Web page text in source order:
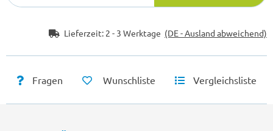
Lieferzeit: 2 - 3 Werktage (DE - Ausland abweichend)
Fragen Wunschliste Vergleichsliste